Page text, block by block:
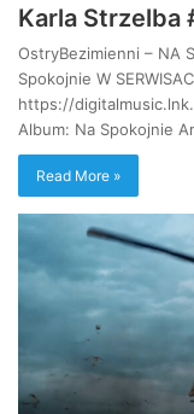
Karla Strzelba
OstryBezimienni – NA
Spokojnie W
https://
Album: Na Spokojnie
Read More »